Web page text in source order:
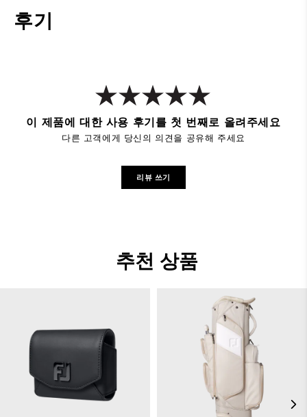
후기
이 제품에 대한 사용 후기를 첫 번째로 올려주세요
다른 고객에게 당신의 의견을 공유해 주세요
리뷰 쓰기
추천 상품